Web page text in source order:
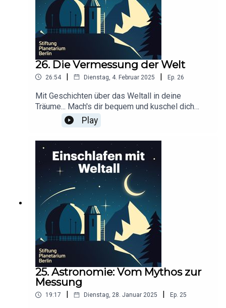
26. Die Vermessung der Welt
26:54 | Dienstag, 4. Februar 2025 | Ep. 26
Mit Geschichten über das Weltall in deine
Träume... Mach's dir bequem und kuschel dich
ein!Dieser Podcast wird durch Werbung
finanziert. Infos und Angebote unserer
Werbepartner:
https://linktr.ee/EinschlafenMitPodcastProduzier
t von Anna Germek für Schønlein MediaIn
Kooperation mit der Stiftung Planetarium
BerlinRedaktion: Dr. Felix Lühning, Dr. Monika
Staesche, Ghazal WeberStimme: Dr. Monika
StaescheCover-Artwork von Amadeus E. Fronk
Play
25. Astronomie: Vom Mythos zur
Messung
19:17 | Dienstag, 28. Januar 2025 | Ep. 25